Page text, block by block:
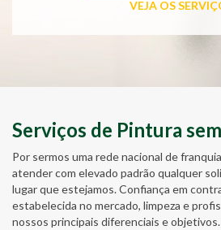
VEJA OS
Serviços de Pintura
Por sermos uma rede nacional de
atender com elevado padrão qualquer
lugar que estejamos. Confiança em
estabelecida no mercado, limpeza e
nossos principais diferenciais e